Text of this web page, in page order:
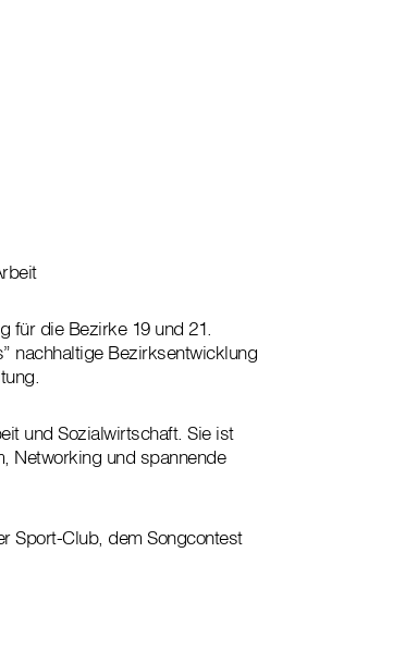
für die Bezirke 19 und 21.
nachhaltige Bezirksentwicklung
und Sozialwirtschaft. Sie ist
Networking und spannende
Sport-Club, dem Songcontest